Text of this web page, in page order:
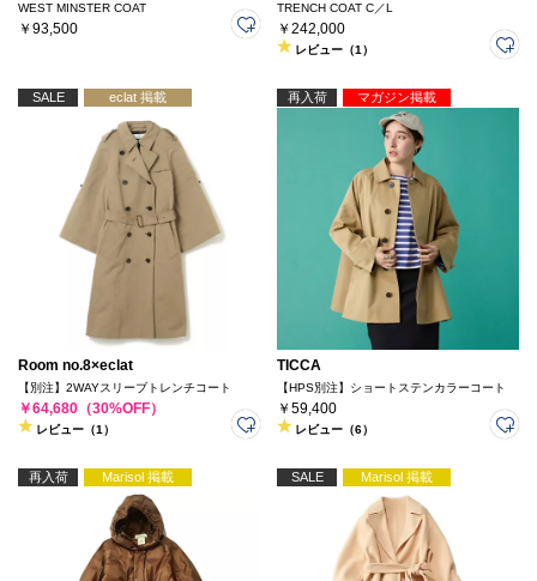
WEST MINSTER COAT
￥93,500
TRENCH COAT C／L
￥242,000
レビュー（1）
SALE eclat 掲載
Room no.8×eclat
【別注】2WAYスリーブトレンチコート
￥64,680（30%OFF）
レビュー（1）
再入荷 マガジン掲載
TICCA
【HPS別注】ショートステンカラーコート
￥59,400
レビュー（6）
再入荷 Marisol 掲載 SALE Marisol 掲載